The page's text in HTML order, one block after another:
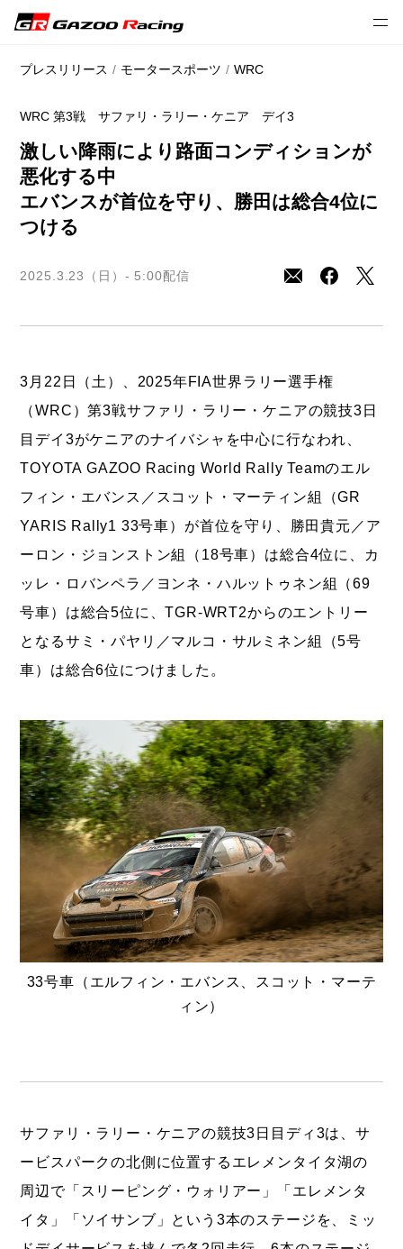
// 2025 season
プレスリリース モータースポーツ WRC
WRC 第3戦 サファリ・ラリー・ケニア デイ3
激しい降雨により路面コンディションが
悪化する中
エバンスが首位を守り、勝田は総合4位に
つける
2025.3.23（日）- 5:00配信
3月22日（土）、2025年FIA世界ラリー選手権
（WRC）第3戦サファリ・ラリー・ケニアの競技3日
目デイ3がケニアのナイバシャを中心に行なわれ、
TOYOTA GAZOO Racing World Rally Teamのエル
フィン・エバンス／スコット・マーティン組（GR
YARIS Rally1 33号車）が首位を守り、勝田貴元／ア
ーロン・ジョンストン組（18号車）は総合4位に、カ
ッレ・ロバンペラ／ヨンネ・ハルットゥネン組（69
号車）は総合5位に、TGR-WRT2からのエントリー
となるサミ・パヤリ／マルコ・サルミネン組（5号
車）は総合6位につけました。
33号車（エルフィン・エバンス、スコット・マーテ
ィン）
サファリ・ラリー・ケニアの競技3日目ディ3は、サ
ービスパークの北側に位置するエレメンタイタ湖の
周辺で「スリーピング・ウォリアー」「エレメンタ
イタ」「ソイサンブ」という3本のステージを、ミッ